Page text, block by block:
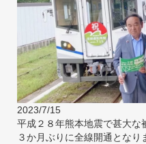
2023/7/15
平成２８年熊本地震で甚大な
３か月ぶりに全線開通となり